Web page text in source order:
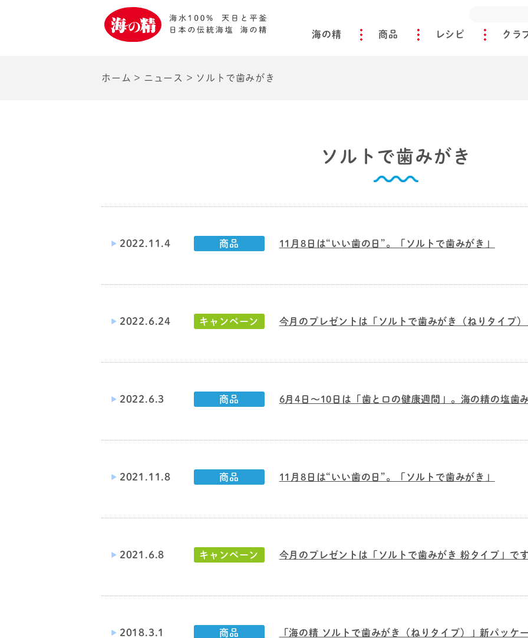
海の精 商品 レシピ クラ
ホーム > ニュース > ソルトで歯みがき
ソルトで歯みがき
2022.11.4 商品 11月8日は“いい歯の日”。「ソルトで歯みがき」
2022.6.24 キャンペーン 今月のプレゼントは「ソルトで歯みがき（ねりタイプ）
2022.6.3 商品 6月4日～10日は「歯と口の健康週間」。海の精の塩歯
2021.11.8 商品 11月8日は“いい歯の日”。「ソルトで歯みがき」
2021.6.8 キャンペーン 今月のプレゼントは「ソルトで歯みがき 粉タイプ」です
2018.3.1 商品 「海の精 ソルトで歯みがき（ねりタイプ）」新パッケ